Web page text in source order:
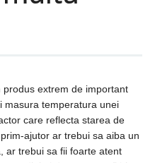
extrem de important
masura temperatura unei
care reflecta starea de
ajutor ar trebui sa aiba un
ar trebui sa fii foarte atent